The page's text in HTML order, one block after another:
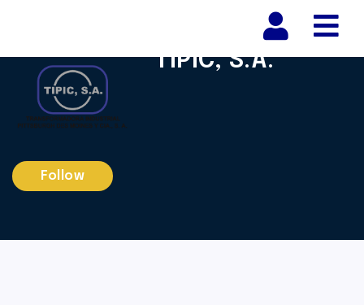
TIPIC, S.A.
Follow